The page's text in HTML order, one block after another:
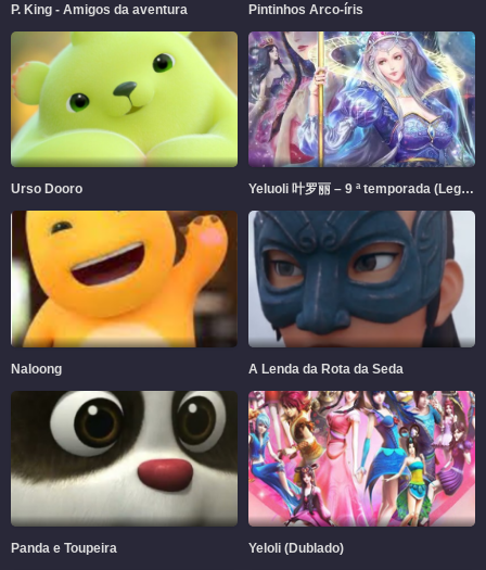
P. King - Amigos da aventura Pintinhos Arco-íris
Urso Dooro Yeluoli 叶罗丽 – 9 ª temporada (Legendado)
Naloong A Lenda da Rota da Seda
Panda e Toupeira Yeloli (Dublado)